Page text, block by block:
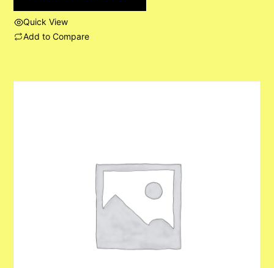
Quick View
Add to Compare